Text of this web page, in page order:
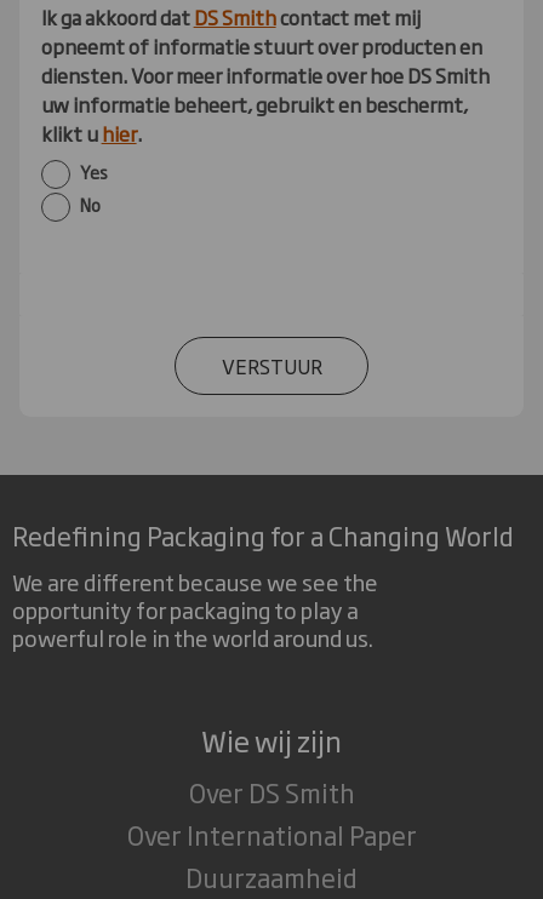
Ik ga akkoord datDS Smithcontact met mij
opneemt of informatie stuurt over producten en
diensten. Voor meer informatie over hoe DS Smith
uw informatie beheert, gebruikt en beschermt,
klikt uhier.
Yes
No
VERSTUUR
Redefining Packaging for a Changing World
We are different because we see the
opportunity for packaging to play a
powerful role in the world around us.
Wie wij zijn
Over DS Smith
Over International Paper
Duurzaamheid